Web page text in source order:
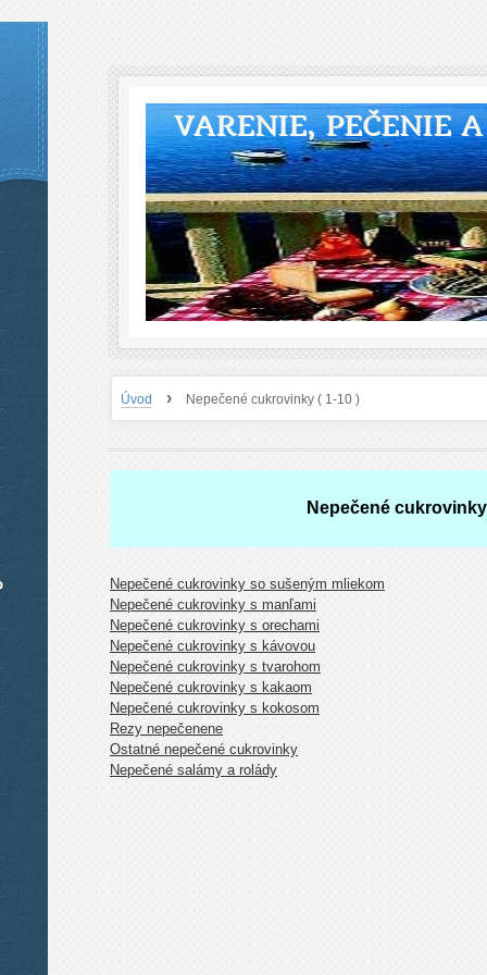
VARENIE, PEČENIE
Úvod › Nepečené cukrovinky ( 1-10 )
Nepečené cukrovinky
Nepečené cukrovinky so sušeným mliekom
Nepečené cukrovinky s manľami
Nepečené cukrovinky s orechami
Nepečené cukrovinky s kávovou
Nepečené cukrovinky s tvarohom
Nepečené cukrovinky s kakaom
Nepečené cukrovinky s kokosom
Rezy nepečenene
Ostatné nepečené cukrovinky
Nepečené salámy a rolády